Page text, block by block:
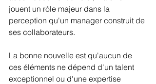
jouent un rôle majeur dans la
perception qu'un manager construit de
ses collaborateurs.
La bonne nouvelle est qu'aucun de
ces éléments ne dépend d'un talent
exceptionnel ou d'une expertise